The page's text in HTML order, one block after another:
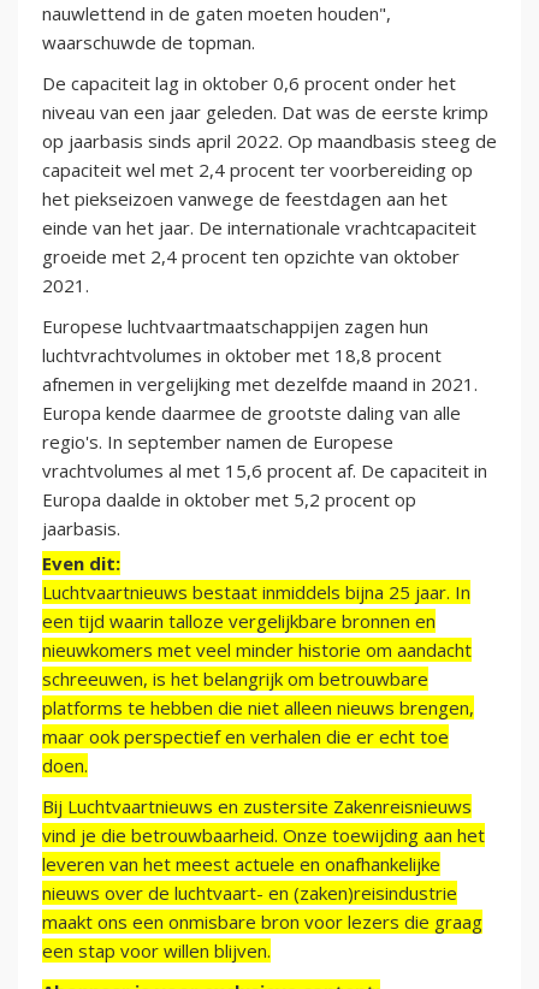
nauwlettend in de gaten moeten houden",
waarschuwde de topman.
De capaciteit lag in oktober 0,6 procent onder het
niveau van een jaar geleden. Dat was de eerste krimp
op jaarbasis sinds april 2022. Op maandbasis steeg de
capaciteit wel met 2,4 procent ter voorbereiding op
het piekseizoen vanwege de feestdagen aan het
einde van het jaar. De internationale vrachtcapaciteit
groeide met 2,4 procent ten opzichte van oktober
2021.
Europese luchtvaartmaatschappijen zagen hun
luchtvrachtvolumes in oktober met 18,8 procent
afnemen in vergelijking met dezelfde maand in 2021.
Europa kende daarmee de grootste daling van alle
regio's. In september namen de Europese
vrachtvolumes al met 15,6 procent af. De capaciteit in
Europa daalde in oktober met 5,2 procent op
jaarbasis.
Even dit:
Luchtvaartnieuws bestaat inmiddels bijna 25 jaar. In
een tijd waarin talloze vergelijkbare bronnen en
nieuwkomers met veel minder historie om aandacht
schreeuwen, is het belangrijk om betrouwbare
platforms te hebben die niet alleen nieuws brengen,
maar ook perspectief en verhalen die er echt toe
doen.
Bij Luchtvaartnieuws en zustersite Zakenreisnieuws
vind je die betrouwbaarheid. Onze toewijding aan het
leveren van het meest actuele en onafhankelijke
nieuws over de luchtvaart- en (zaken)reisindustrie
maakt ons een onmisbare bron voor lezers die graag
een stap voor willen blijven.